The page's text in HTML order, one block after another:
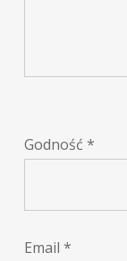
Godność *
Email *